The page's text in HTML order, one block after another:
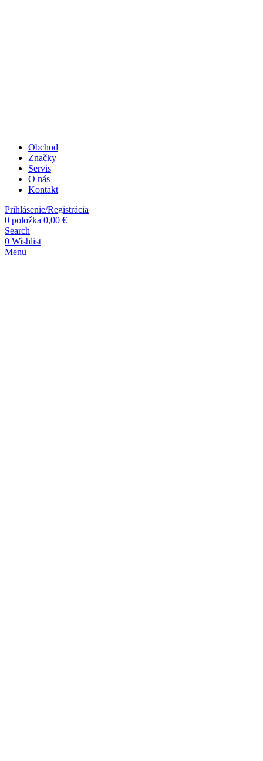
Obchod
Značky
Servis
O nás
Kontakt
Prihlásenie/Registrácia
0 položka 0,00 €
Search
0 Wishlist
Menu